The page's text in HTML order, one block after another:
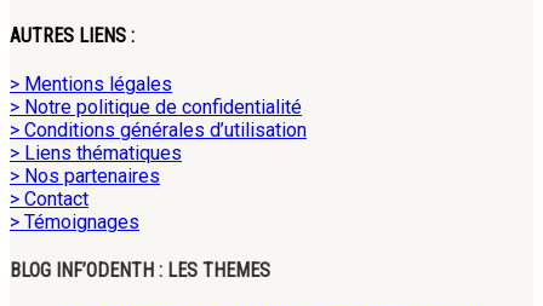
AUTRES LIENS :
> Mentions légales
> Notre politique de confidentialité
> Conditions générales d’utilisation
> Liens thématiques
> Nos partenaires
> Contact
> Témoignages
BLOG INF’ODENTH : LES THEMES